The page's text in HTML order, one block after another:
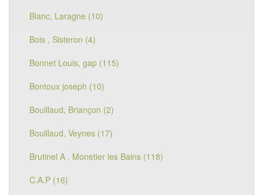
Blanc, Laragne (10)
Bois , Sisteron (4)
Bonnet Louis, gap (115)
Bontoux joseph (10)
Bouillaud, Briançon (2)
Bouillaud, Veynes (17)
Brutinel A , Monetier les Bains (118)
C.A.P (16)